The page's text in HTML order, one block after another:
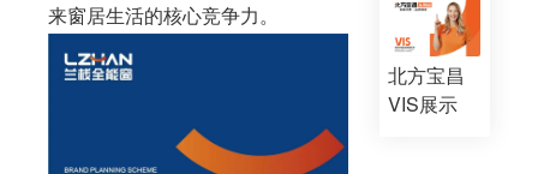
来窗居生活的核心竞争力。
北方宝昌
VIS展示